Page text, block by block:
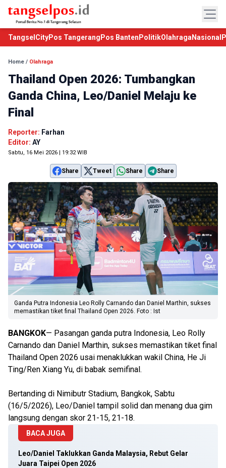
TangselCityPos Tangerang Pos Banten PolitikOlahraga Nasional
Home / Olahraga
Thailand Open 2026: Tumbangkan
Ganda China, Leo/Daniel Melaju ke
Final
Reporter: Farhan
Editor: AY
Sabtu, 16 Mei 2026 | 19:32 WIB
Share Tweet Share Share
Ganda Putra Indonesia Leo Rolly Carnando dan Daniel Marthin, sukses
memastikan tiket final Thailand Open 2026. Foto : Ist
BANGKOK— Pasangan ganda putra Indonesia, Leo Rolly
Carnando dan Daniel Marthin, sukses memastikan tiket final
Thailand Open 2026 usai menaklukkan wakil China, He Ji
Ting/Ren Xiang Yu, di babak semifinal.
Bertanding di Nimibutr Stadium, Bangkok, Sabtu
(16/5/2026), Leo/Daniel tampil solid dan menang dua gim
langsung dengan skor 21-15, 21-18.
BACA JUGA
Leo/Daniel Taklukkan Ganda Malaysia, Rebut Gelar
Juara Taipei Open 2026